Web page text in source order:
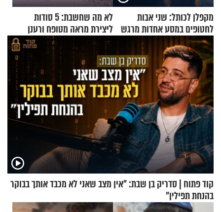
מקפלן לכותל: שני אבות
לחטופים במסע אחדות מרגש
לא מה שחשבת: 5 סודות
ליצירת מראה מטופח ורענן
קוד פתוח | סדריק בן שבת: "אין מצב שאני לא מכבד אותך בבוקר
בהנחת תפילין"